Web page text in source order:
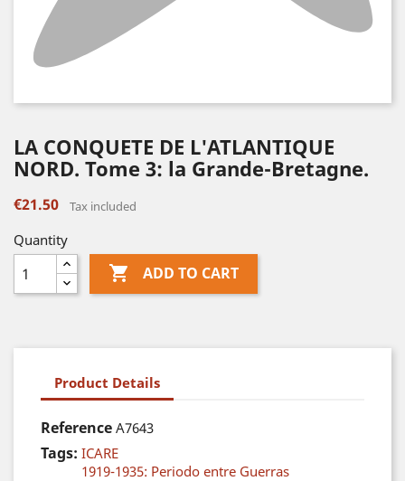
LA CONQUETE DE L'ATLANTIQUE
NORD. Tome 3: la Grande-Bretagne.
€21.50 Tax included
Quantity
 ADD TO CART
Product Details
Reference A7643
Tags: ICARE
1919-1935: Periodo entre Guerras